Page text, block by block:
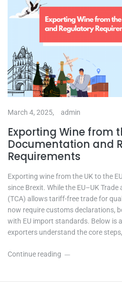
March 4, 2025, admin
Exporting Wine from
Documentation and
Requirements
Exporting wine from the UK to the
since Brexit. While the EU–UK
(TCA) allows tariff-free trade for
now require customs declarations,
with EU import standards. Below is
exporters understand the core
Continue reading